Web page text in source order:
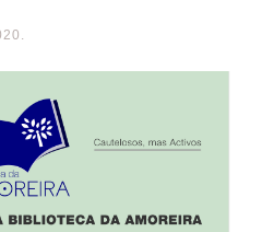
.